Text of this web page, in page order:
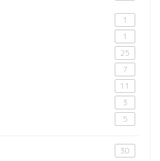
1
1
25
7
11
3
5
30